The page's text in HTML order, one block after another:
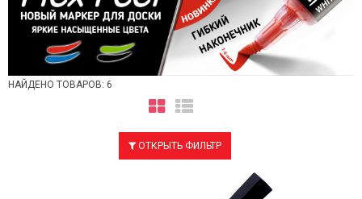
НАЙДЕНО ТОВАРОВ: 6
ОТКРЫТЬ ФИЛЬТР